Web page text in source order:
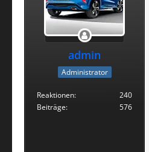
admin
Administrator
Reaktionen
240
Beiträge
576